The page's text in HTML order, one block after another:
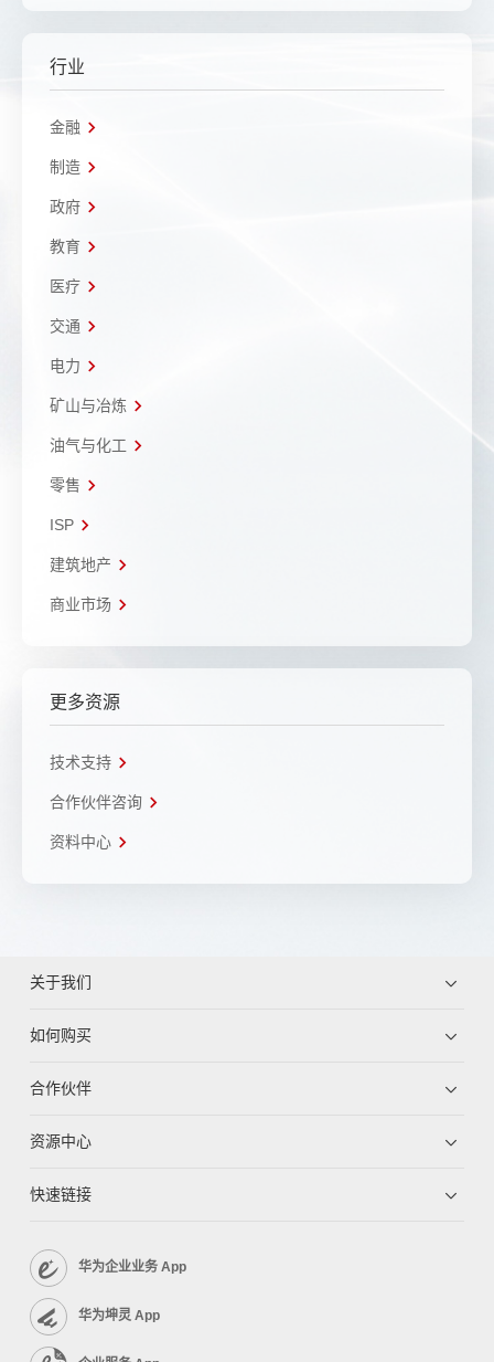
行业
金融
制造
政府
教育
医疗
交通
电力
矿山与冶炼
油气与化工
零售
ISP
建筑地产
商业市场
更多资源
技术支持
合作伙伴咨询
资料中心
关于我们
如何购买
合作伙伴
资源中心
快速链接
华为企业业务 App
华为坤灵 App